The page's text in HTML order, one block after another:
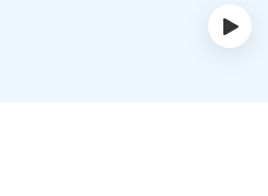
оказалось, что товарищ
›